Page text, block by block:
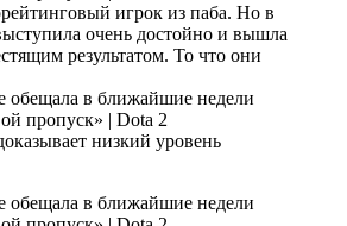
игрок из паба. Но в
очень достойно и вышла
результатом. То что они
низкий уровень